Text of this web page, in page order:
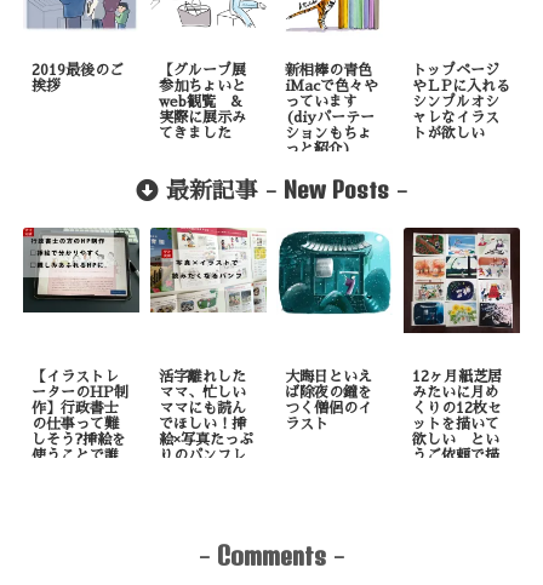
2019最後のご
挨拶
【グループ展
参加ちょいと
web観覧 &
実際に展示み
てきました
新相棒の青色
iMacで色々や
っています
(diyパーテー
ションもちょ
っと紹介)
トップページ
やＬPに入れる
シンプルオシ
ャレなイラス
トが欲しい
最新記事 - New Posts -
【イラストレ
ーターのHP制
作】行政書士
の仕事って難
しそう?挿絵を
使うことで誰
活字離れした
ママ、忙しい
ママにも読ん
でほしい！挿
絵×写真たっぷ
りのパンフレ
大晦日といえ
ば除夜の鐘を
つく僧侶のイ
ラスト
12ヶ月紙芝居
みたいに月め
くりの12枚セ
ットを描いて
欲しい とい
うご依頼で描
- Comments -